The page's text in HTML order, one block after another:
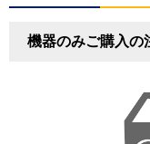
機器のみご購入の